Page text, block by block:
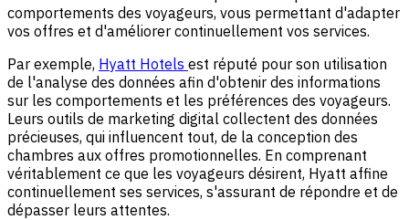
comportements des voyageurs, vous permettant d'adapter
vos offres et d'améliorer continuellement vos services.
Par exemple, Hyatt Hotels est réputé pour son utilisation
de l'analyse des données afin d'obtenir des informations
sur les comportements et les préférences des voyageurs.
Leurs outils de marketing digital collectent des données
précieuses, qui influencent tout, de la conception des
chambres aux offres promotionnelles. En comprenant
véritablement ce que les voyageurs désirent, Hyatt affine
continuellement ses services, s'assurant de répondre et de
dépasser leurs attentes.